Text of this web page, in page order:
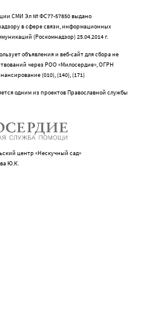
СМИ Эл № ФС77-57850 выдано
в сфере связи, информационных
(Роскомнадзор) 25.04.2014 г.
объявления и веб-сайт для сбора не
через РОО «Милосердие», ОГРН
(010), (140), (171)
одним из проектов Православной службы
центр «Нескучный сад»
Ю.К.